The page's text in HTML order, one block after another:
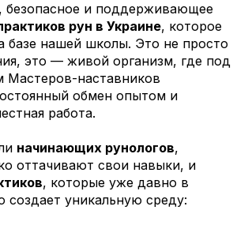
безопасное и поддерживающее
рун в Украине, которое
базе нашей школы. Это не просто
это — живой организм, где под
Мастеров-наставников
обмен опытом и
работа.
начинающих рунологов,
оттачивают свои навыки, и
, которые уже давно в
создает уникальную среду: